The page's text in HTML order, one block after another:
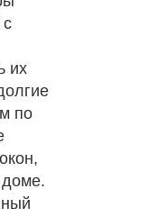
с
их
по